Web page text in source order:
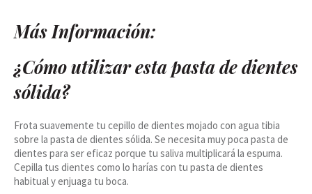
Más Información:
¿Cómo utilizar esta pasta de dientes
sólida?
Frota suavemente tu cepillo de dientes mojado con agua tibia
sobre la pasta de dientes sólida. Se necesita muy poca pasta de
dientes para ser eficaz porque tu saliva multiplicará la espuma.
Cepilla tus dientes como lo harías con tu pasta de dientes
habitual y enjuaga tu boca.